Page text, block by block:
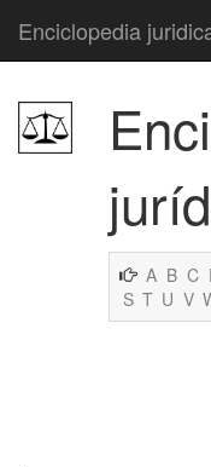
Enciclopedia
A B C
S T U V